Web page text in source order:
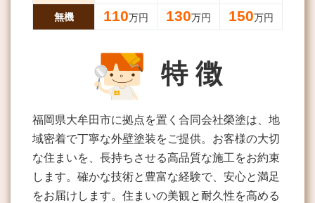
無機 110万円 130万円 150万円
特 徴
福岡県大牟田市に拠点を置く合同会社榮塗は、地
域密着で丁寧な外壁塗装をご提供。お客様の大切
な住まいを、長持ちさせる高品質な施工をお約束
します。確かな技術と豊富な経験で、安心と満足
をお届けします。住まいの美観と耐久性を高める